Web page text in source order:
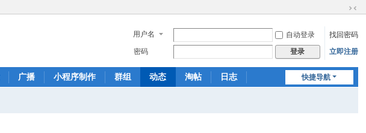
换
到
窄
用户名 自动登录
找回密码
密码
登录 立即注册
快捷导航
广播 小程序制作 群组 动态 淘帖
日志